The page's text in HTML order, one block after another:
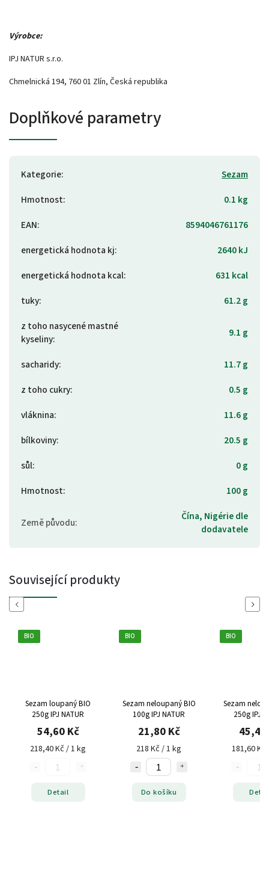
Výrobce:
IPJ NATUR s.r.o.
Chmelnická 194, 760 01 Zlín, Česká republika
Doplňkové parametry
Kategorie:
Sezam
Hmotnost:
0.1 kg
EAN:
8594046761176
energetická hodnota kj:
2640 kJ
energetická hodnota kcal:
631 kcal
tuky:
61.2 g
z toho nasycené mastné
kyseliny: 9.1 g
sacharidy:
11.7 g
z toho cukry:
0.5 g
vláknina:
11.6 g
bílkoviny:
20.5 g
sůl:
0 g
Hmotnost: 100 g
Země původu:
Čína, Nigérie dle
dodavatele
Související produkty
Previous
BIO
Sezam loupaný BIO
250g IPJ NATUR
54,60 Kč
218,40 Kč / 1 kg
Detail
BIO
Sezam neloupaný BIO
100g IPJ NATUR
21,80 Kč
218 Kč / 1 kg
Do košíku
BIO
Sezam
250g IPJ
45,40
181,60 Kč
Next